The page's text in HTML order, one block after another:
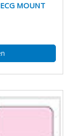
MOUNT